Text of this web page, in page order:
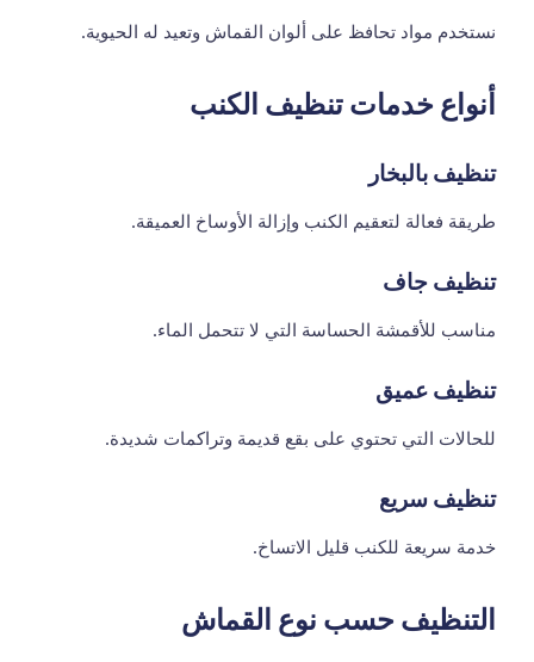
نستخدم مواد تحافظ على ألوان القماش وتعيد له الحيوية.
أنواع خدمات تنظيف الكنب
تنظيف بالبخار
طريقة فعالة لتعقيم الكنب وإزالة الأوساخ العميقة.
تنظيف جاف
مناسب للأقمشة الحساسة التي لا تتحمل الماء.
تنظيف عميق
للحالات التي تحتوي على بقع قديمة وتراكمات شديدة.
تنظيف سريع
خدمة سريعة للكنب قليل الاتساخ.
التنظيف حسب نوع القماش